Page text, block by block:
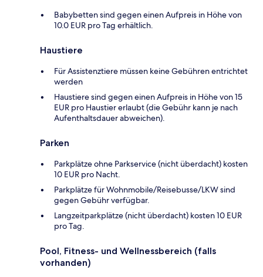
Babybetten sind gegen einen Aufpreis in Höhe von
10.0 EUR pro Tag erhältlich.
Haustiere
Für Assistenztiere müssen keine Gebühren entrichtet
werden
Haustiere sind gegen einen Aufpreis in Höhe von 15
EUR pro Haustier erlaubt (die Gebühr kann je nach
Aufenthaltsdauer abweichen).
Parken
Parkplätze ohne Parkservice (nicht überdacht) kosten
10 EUR pro Nacht.
Parkplätze für Wohnmobile/Reisebusse/LKW sind
gegen Gebühr verfügbar.
Langzeitparkplätze (nicht überdacht) kosten 10 EUR
pro Tag.
Pool, Fitness- und Wellnessbereich (falls
vorhanden)